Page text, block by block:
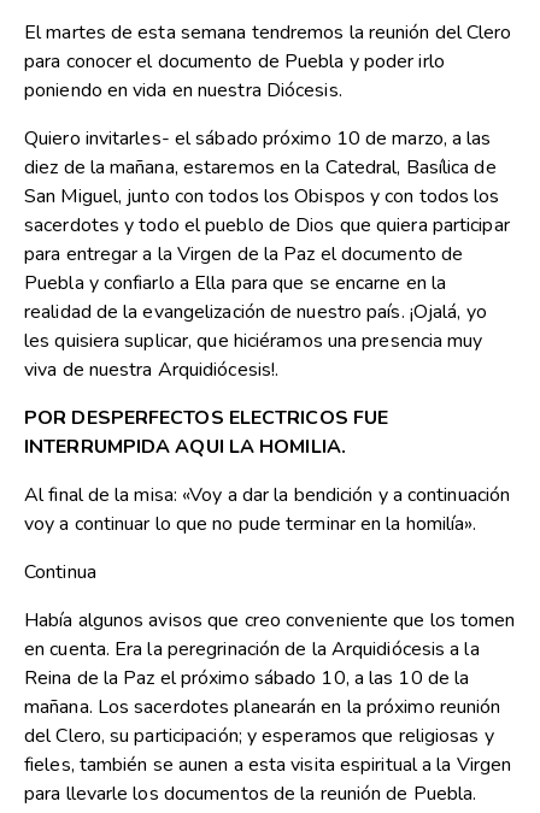
El martes de esta semana tendremos la reunión del Clero
para conocer el documento de Puebla y poder irlo
poniendo en vida en nuestra Diócesis.
Quiero invitarles- el sábado próximo 10 de marzo, a las
diez de la mañana, estaremos en la Catedral, Basílica de
San Miguel, junto con todos los Obispos y con todos los
sacerdotes y todo el pueblo de Dios que quiera participar
para entregar a la Virgen de la Paz el documento de
Puebla y confiarlo a Ella para que se encarne en la
realidad de la evangelización de nuestro país. ¡Ojalá, yo
les quisiera suplicar, que hiciéramos una presencia muy
viva de nuestra Arquidiócesis!.
POR DESPERFECTOS ELECTRICOS FUE
INTERRUMPIDA AQUI LA HOMILIA.
Al final de la misa: «Voy a dar la bendición y a continuación
voy a continuar lo que no pude terminar en la homilía».
Continua
Había algunos avisos que creo conveniente que los tomen
en cuenta. Era la peregrinación de la Arquidiócesis a la
Reina de la Paz el próximo sábado 10, a las 10 de la
mañana. Los sacerdotes planearán en la próximo reunión
del Clero, su participación; y esperamos que religiosas y
fieles, también se aunen a esta visita espiritual a la Virgen
para llevarle los documentos de la reunión de Puebla.